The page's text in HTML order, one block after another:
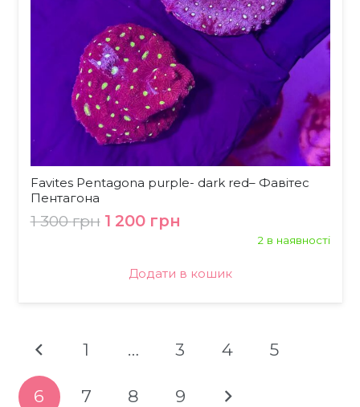
Favites Pentagona purple- dark red– Фавітес
Пентагона
1 300грн Оригінальна
300 грн.
1 200 грн
200 грн.
2 в наявності
Додати в кошик
1 … 3 4 5
6 7 8 9